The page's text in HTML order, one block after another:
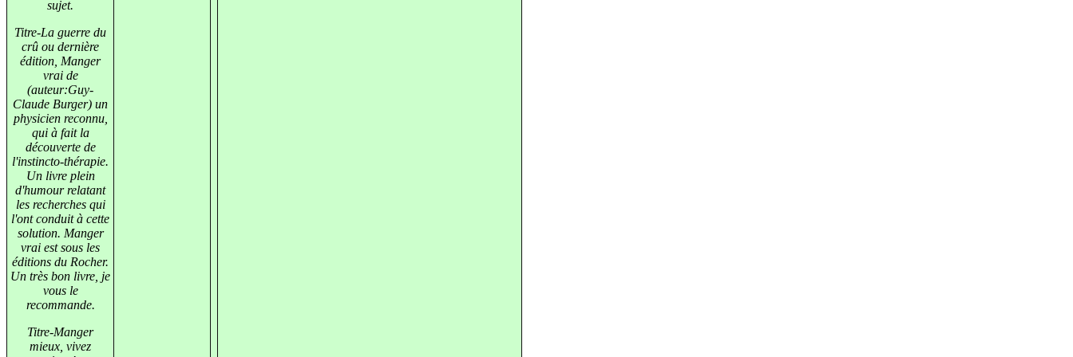
sujet.
Titre-La guerre du
crû ou dernière
édition, Manger
vrai de
(auteur:Guy-
Claude Burger) un
physicien reconnu,
qui à fait la
découverte de
l'instincto-thérapie.
Un livre plein
d'humour relatant
les recherches qui
l'ont conduit à cette
solution. Manger
vrai est sous les
éditions du Rocher.
Un très bon livre, je
vous le
recommande.
Titre-Manger
mieux, vivez